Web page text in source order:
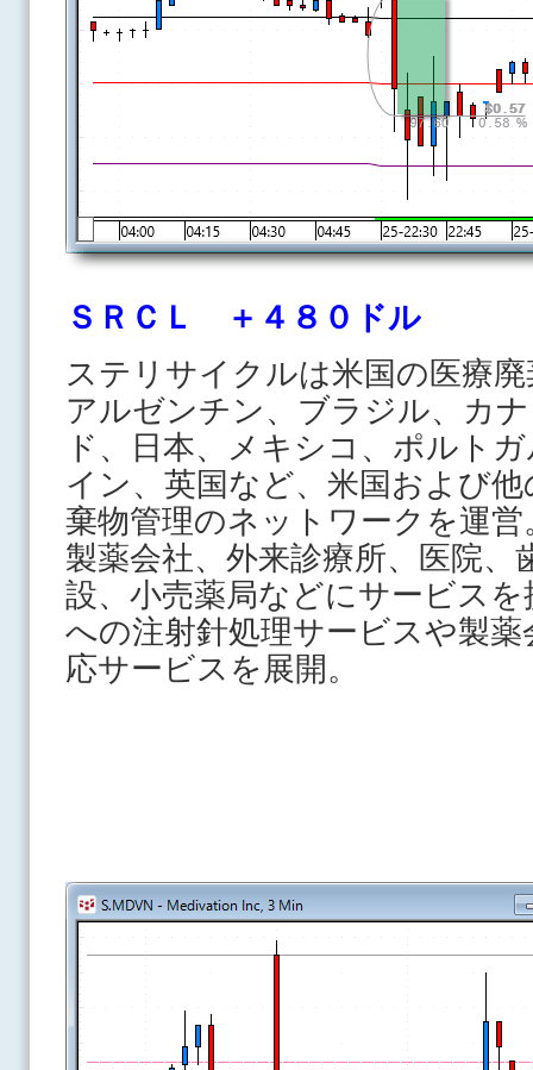
ＳＲＣＬ ＋４８０ドル
ステリサイクルは米国の医療
アルゼンチン、ブラジル、カ
ド、日本、メキシコ、ポルト
イン、英国など、米国および
棄物管理のネットワークを運
製薬会社、外来診療所、医院、
設、小売薬局などにサービス
への注射針処理サービスや製
応サービスを展開。